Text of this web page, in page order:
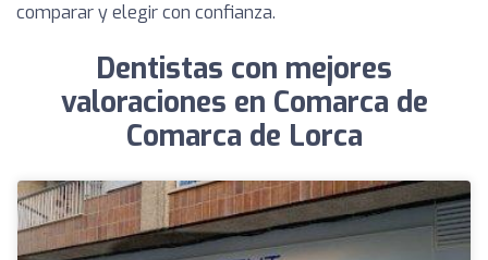
comparar y elegir con confianza.
Dentistas con mejores
valoraciones en Comarca de
Comarca de Lorca